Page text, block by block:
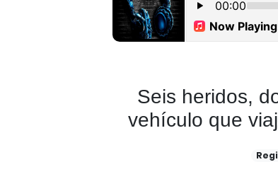
Seis heridos,
vehículo que